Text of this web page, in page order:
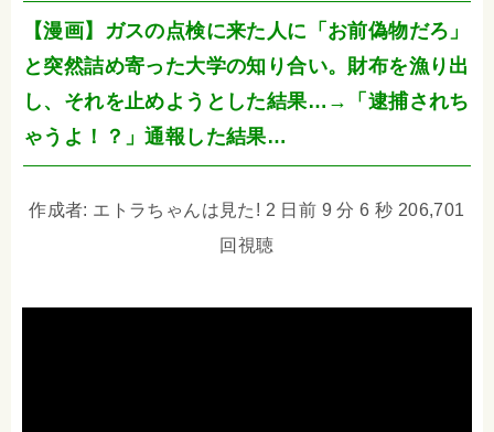
【漫画】ガスの点検に来た人に「お前偽物だろ」
と突然詰め寄った大学の知り合い。財布を漁り出
し、それを止めようとした結果…→「逮捕されち
ゃうよ！？」通報した結果…
作成者: エトラちゃんは見た! 2 日前 9 分 6 秒 206,701
回視聴